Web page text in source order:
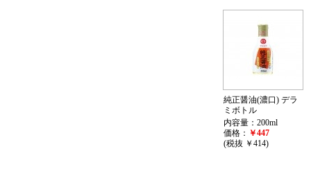
純正醤油(濃口) デラ
ミボトル
内容量：200ml
価格： ￥447
(税抜 ￥414)